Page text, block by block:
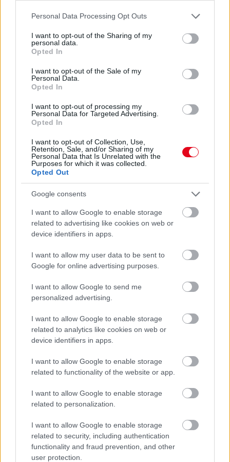
Please note that this website/app uses one or more Google
not limited to your visit or usage behaviour. You may click to
grant or deny consent to Google and its third-party tags to
use your data for below specified purposes in below Google
consent section.
Personal Data Processing Opt Outs
I want to opt-out of the Sharing of my
personal data.
Opted In
I want to opt-out of the Sale of my
Personal Data.
Opted In
I want to opt-out of processing my
Personal Data for Targeted Advertising.
Opted In
I want to opt-out of Collection, Use,
Retention, Sale, and/or Sharing of my
Personal Data that Is Unrelated with the
Purposes for which it was collected.
Opted Out
Google consents
I want to allow Google to enable storage
related to advertising like cookies on web or
device identifiers in apps.
I want to allow my user data to be sent to
Google for online advertising purposes.
I want to allow Google to send me
personalized advertising.
I want to allow Google to enable storage
related to analytics like cookies on web or
device identifiers in apps.
I want to allow Google to enable storage
related to functionality of the website or app.
I want to allow Google to enable storage
related to personalization.
I want to allow Google to enable storage
related to security, including authentication
functionality and fraud prevention, and other
user protection.
08. 05.
EZÉRT PÁRÁSODIK BE
A MEGOLDÁS, MINT GONDOLNÁD
08. 04.
NEM ECETTEL ÉS NEM
A legjobb trükk
08. 03.
HA MINDIG EZT A MONDATOT HASZNÁLOD, AZ
RENDKÍVÜL MAGAS ÉRZELMI INTELLIGENCIÁRA UTALHAT
Te szoktad?
08. 02.
SOKAN ROSSZUL TÁROLJÁK A GYÓGYSZEREIKET –
EMIATT CSÖKKENHET A HATÁSUK
08. 01.
EGYRE TÖBB FIATALNÁL JELENTKEZIK EZ A
VITAMINHIÁNY – ILYEN JELEKRE FIGYELJ
07. 31.
NEM A CITROMSAV, AZ ECET VAGY A
SZÁLLODÁKBAN A VÍZKŐ ELLEN
Ez a szer tényleg eltünteti a vízkövet
24 ÓRA TOVÁBBI HÍREI
24 óra